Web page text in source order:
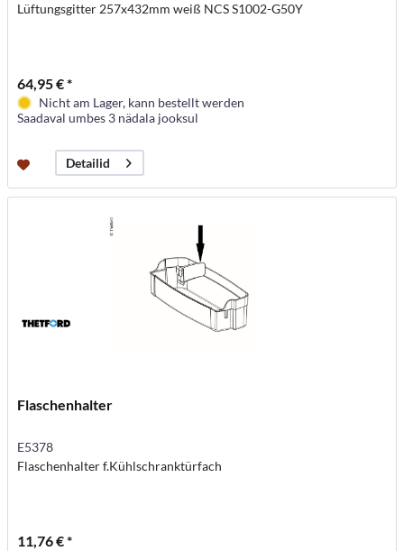
Lüftungsgitter 257x432mm weiß NCS S1002-G50Y
64,95 € *
Nicht am Lager, kann bestellt werden
Saadaval umbes 3 nädala jooksul
Detailid
Flaschenhalter
E5378
Flaschenhalter f.Kühlschranktürfach
11,76 € *